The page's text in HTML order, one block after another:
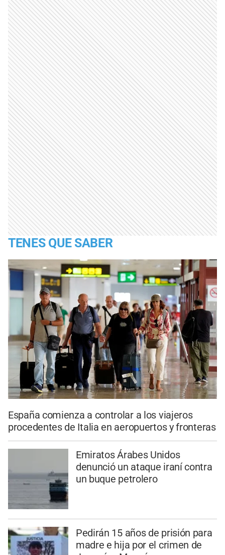
TENES QUE SABER
España comienza a controlar a los viajeros
procedentes de Italia en aeropuertos y fronteras
Emiratos Árabes Unidos
denunció un ataque iraní contra
un buque petrolero
Pedirán 15 años de prisión para
madre e hija por el crimen de